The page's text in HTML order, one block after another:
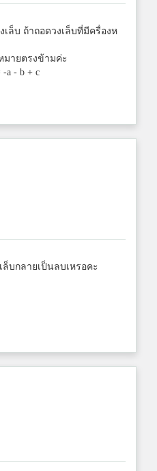
เล็บ ถ้าถอดวงเล็บที่มีครื่องห
มายตรงข้ามค่ะ
-a - b + c
ล็บกลายเป็นลบเหรอคะ